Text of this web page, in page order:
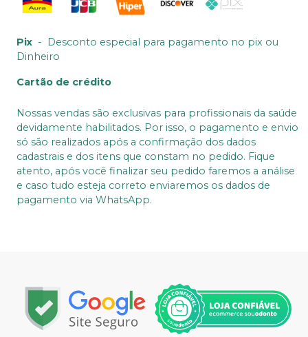
Pix -
Desconto especial para pagamento no pix ou
Dinheiro
Cartão de crédito
Nossas vendas são exclusivas para profissionais da saúde
devidamente habilitados. Por isso, o pagamento e envio
só são realizados após a confirmação dos dados
cadastrais e dos itens que constam no pedido. Fique
atento, após você finalizar seu pedido faremos a análise
e caso tudo esteja correto enviaremos os dados de
pagamento via WhatsApp.